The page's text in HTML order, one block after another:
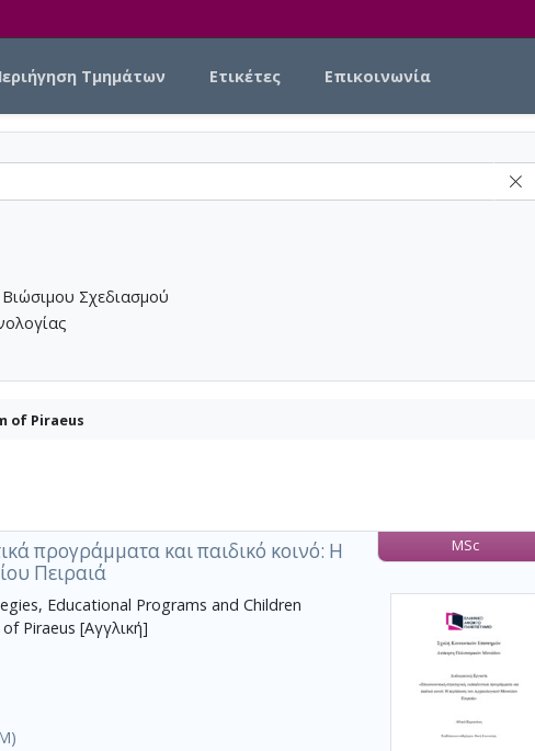
Τμημάτων Ετικέτες Επικοινωνία
Σχεδιασμού
of Piraeus
προγράμματα και παιδικό κοινό: Η
Πειραιά
MSc
Educational Programs and Children
Piraeus [Αγγλική]